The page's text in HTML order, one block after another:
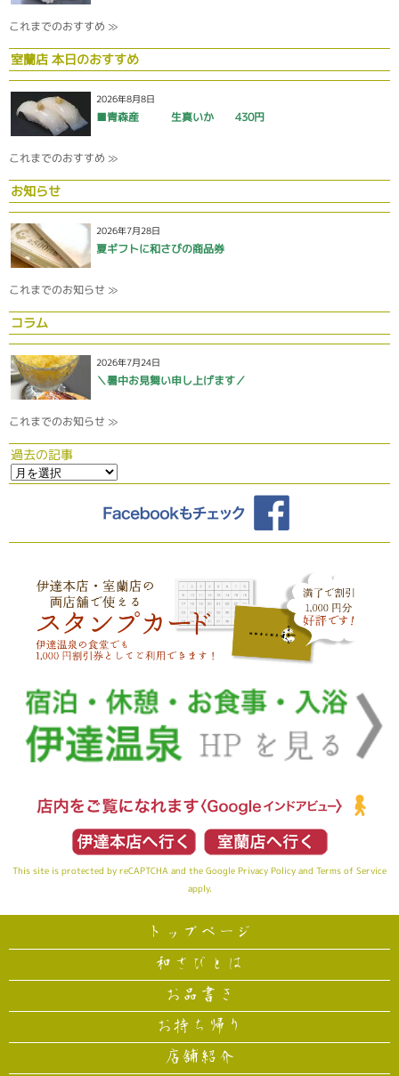
これまでのおすすめ ≫
室蘭店 本日のおすすめ
2026年8月8日
■青森産 生真いか 430円
これまでのおすすめ ≫
お知らせ
2026年7月28日
夏ギフトに和さびの商品券
これまでのお知らせ ≫
コラム
2026年7月24日
＼暑中お見舞い申し上げます／
これまでのお知らせ ≫
過去の記事
This site is protected by reCAPTCHA and the Google Privacy Policy and Terms of Service
apply.
トップページ
和さびとは
お品書き
お持ち帰り
店舗紹介